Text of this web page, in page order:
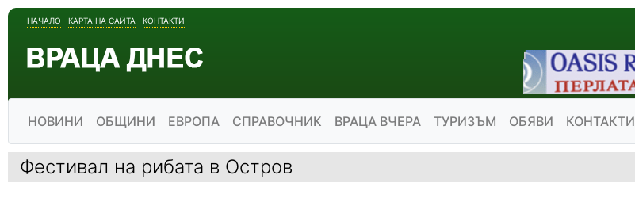
НАЧАЛО КАРТА НА САЙТА КОНТАКТИ
НОВИНИ ОБЩИНИ ЕВРОПА СПРАВОЧНИК ВРАЦА ВЧЕРА ТУРИЗЪМ ОБЯВИ КОНТАКТИ
Фестивал на рибата в Остров